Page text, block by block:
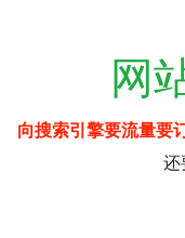
网
向搜索引擎要流量要
还